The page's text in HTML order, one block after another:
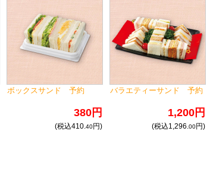
ボックスサンド 予約
380円
(税込410.40円)
バラエティーサンド 予約
1,200円
(税込1,296.00円)